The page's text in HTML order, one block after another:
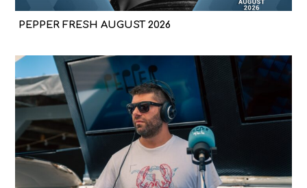
PEPPER FRESH AUGUST 2026